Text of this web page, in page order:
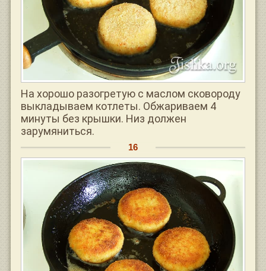
На хорошо разогретую с маслом сковороду
выкладываем котлеты. Обжариваем 4
минуты без крышки. Низ должен
зарумяниться.